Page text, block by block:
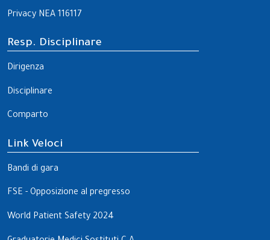
Privacy NEA 116117
Resp. Disciplinare
Dirigenza
Disciplinare
Comparto
Link Veloci
Bandi di gara
FSE - Opposizione al pregresso
World Patient Safety 2024